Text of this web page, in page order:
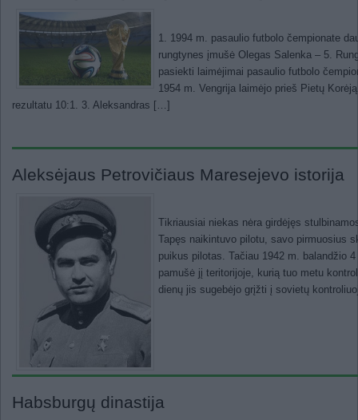
1. 1994 m. pasaulio futbolo čempionate
rungtynes įmušė Olegas Salenka – 5.
pasiekti laimėjimai pasaulio futbolo
1954 m. Vengrija laimėjo prieš Pietų
rezultatu 10:1. 3. Aleksandras […]
Aleksėjaus Petrovičiaus Maresejevo istorija
Tikriausiai niekas nėra girdėjęs
Tapęs naikintuvo pilotu, savo pirmuosius
puikus pilotas. Tačiau 1942 m. balandžio
pamušė jį teritorijoje, kurią tuo metu
dienų jis sugebėjo grįžti į sovietų
Habsburgų dinastija